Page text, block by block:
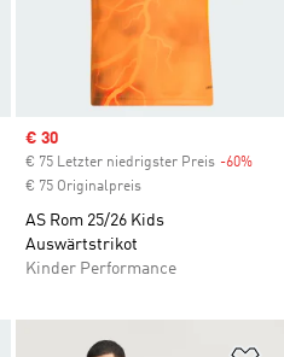
Sale price
€ 30
€ 75 Letzter niedrigster Preis -60%
€ 75 Originalpreis
AS Rom 25/26 Kids
Auswärtstrikot
Kinder Performance
Zur Wunschliste hinzufügen